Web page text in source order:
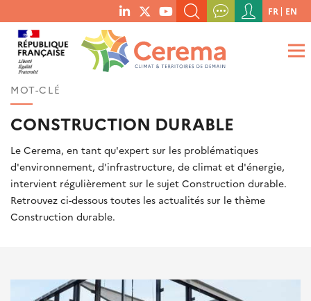
menu
social
links
RECHERCHER UN MOT-CLÉ, UNE PUBLICATION, ETC.
QUE RECHERCHEZ-VOUS ?
Menu
du
compte
de
FR EN
MOT-CLÉ
CONSTRUCTION DURABLE
Le Cerema, en tant qu'expert sur les problématiques
d'environnement, d'infrastructure, de climat et d'énergie,
intervient régulièrement sur le sujet Construction durable.
Retrouvez ci-dessous toutes les actualités sur le thème
Construction durable.